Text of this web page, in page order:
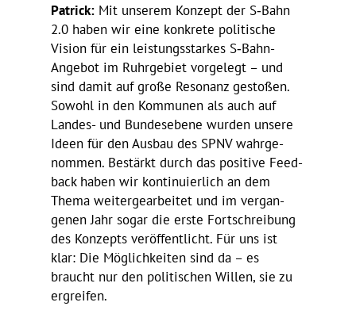
Patrick: Mit unserem Konzept der S‑Bahn
2.0 haben wir eine konkrete poli­ti­sche
Vision für ein leis­tungs­starkes S‑Bahn-
Angebot im Ruhr­ge­biet vorge­legt – und
sind damit auf große Reso­nanz gestoßen.
Sowohl in den Kommunen als auch auf
Landes- und Bundes­ebene wurden unsere
Ideen für den Ausbau des SPNV wahr­ge­
nommen. Bestärkt durch das posi­tive Feed­
back haben wir konti­nu­ier­lich an dem
Thema weiter­ge­ar­beitet und im vergan­
genen Jahr sogar die erste Fort­schrei­bung
des Konzepts veröf­fent­licht. Für uns ist
klar: Die Möglich­keiten sind da – es
braucht nur den poli­ti­schen Willen, sie zu
ergreifen.